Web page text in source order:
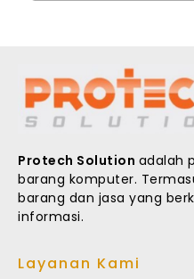
Protech Solution adalah
barang komputer.
barang dan jasa yang
informasi.
Layanan Kami